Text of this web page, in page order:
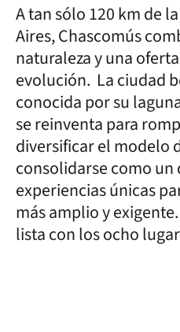
A tan sólo 120 km de
Aires, Chascomús
naturaleza y una
evolución. La ciudad
conocida por su
se reinventa para
diversificar el modelo
consolidarse como
experiencias únicas
más amplio y
lista con los ocho